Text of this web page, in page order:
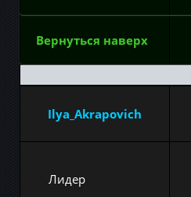
Вернуться наверх
Ilya_Akrapovich
Лидер